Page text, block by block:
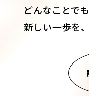
どんなことで
新しい一歩を